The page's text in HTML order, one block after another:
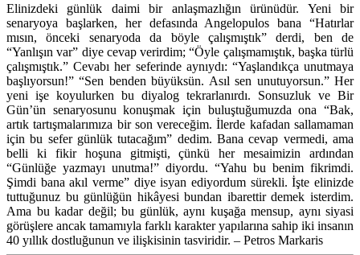
Elinizdeki günlük daimi bir anlaşmazlığın ürünüdür. Yeni bir
senaryoya başlarken, her defasında Angelopulos bana “Hatırlar
mısın, önceki senaryoda da böyle çalışmıştık” derdi, ben de
“Yanlışın var” diye cevap verirdim; “Öyle çalışmamıştık, başka türlü
çalışmıştık.” Cevabı her seferinde aynıydı: “Yaşlandıkça unutmaya
başlıyorsun!” “Sen benden büyüksün. Asıl sen unutuyorsun.” Her
yeni işe koyulurken bu diyalog tekrarlanırdı. Sonsuzluk ve Bir
Gün’ün senaryosunu konuşmak için buluştuğumuzda ona “Bak,
artık tartışmalarımıza bir son vereceğim. İlerde kafadan sallamaman
için bu sefer günlük tutacağım” dedim. Bana cevap vermedi, ama
belli ki fikir hoşuna gitmişti, çünkü her mesaimizin ardından
“Günlüğe yazmayı unutma!” diyordu. “Yahu bu benim fikrimdi.
Şimdi bana akıl verme” diye isyan ediyordum sürekli. İşte elinizde
tuttuğunuz bu günlüğün hikâyesi bundan ibarettir demek isterdim.
Ama bu kadar değil; bu günlük, aynı kuşağa mensup, aynı siyasi
görüşlere ancak tamamıyla farklı karakter yapılarına sahip iki insanın
40 yıllık dostluğunun ve ilişkisinin tasviridir. – Petros Markaris